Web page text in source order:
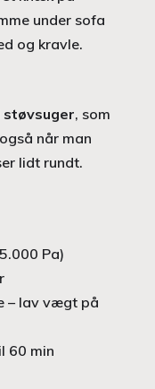
under sofa
og kravle.
, som
når man
lidt rundt.
Pa)
– lav vægt på
60 min